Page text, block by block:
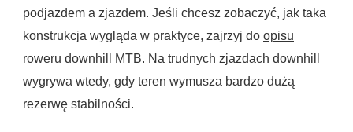
podjazdem a zjazdem. Jeśli chcesz zobaczyć, jak taka
konstrukcja wygląda w praktyce, zajrzyj do opisu
roweru downhill MTB. Na trudnych zjazdach downhill
wygrywa wtedy, gdy teren wymusza bardzo dużą
rezerwę stabilności.